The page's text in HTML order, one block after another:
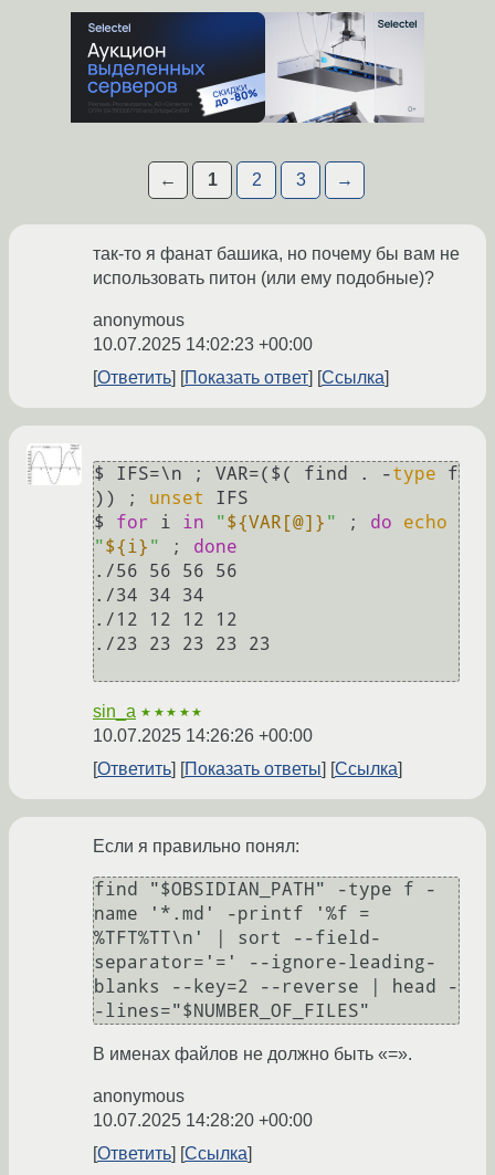
← 1 2 3 →
так-то я фанат башика, но почему бы вам не
использовать питон (или ему подобные)?
anonymous
10.07.2025 14:02:23 +00:00
Ответить
Показать ответ Ссылка
$ IFS=\n ; VAR=($( find . -type f
)) ; unset
IFS
$ for i in "${VAR[@]} " ; do
echo
"${i} " ; done
./56 56 56 56
./34 34 34
./12 12 12 12
./23 23 23 23 23
sin_a ★★★★★
10.07.2025 14:26:26 +00:00
Ответить
Показать ответы Ссылка
Если я правильно понял:
find "$OBSIDIAN_PATH" -type f -
name '*.md' -printf '%f =
%TFT%TT\n' | sort --field-
separator='=' --ignore-leading-
blanks --key=2 --reverse | head -
В именах файлов не должно быть «=».
anonymous
10.07.2025 14:28:20 +00:00
Ответить
Ссылка